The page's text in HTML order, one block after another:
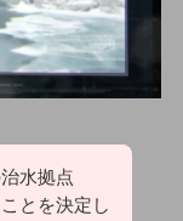
水拠点
とを決定し